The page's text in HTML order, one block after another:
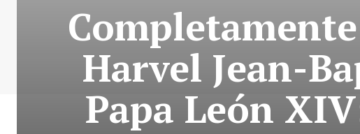
Harvel Jean-
Papa León